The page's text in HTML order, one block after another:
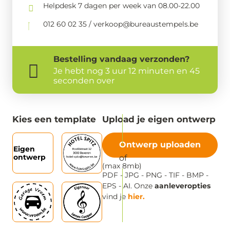
Helpdesk 7 dagen per week van 08.00-22.00
012 60 02 35 / verkoop@bureaustempels.be
Bestelling vandaag verzonden?
Je hebt nog 3 uur 12 minuten en 44
seconden over
Kies een template
Eigen
ontwerp
Upload je eigen ontwerp
Ontwerp uploaden
(max 8mb)
PDF - JPG - PNG - TIF - BMP -
EPS - AI. Onze aanleveropties
vind je hier.